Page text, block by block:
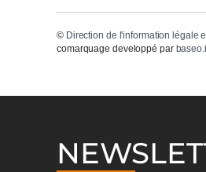
© Direction de l'information légale
comarquage developpé par